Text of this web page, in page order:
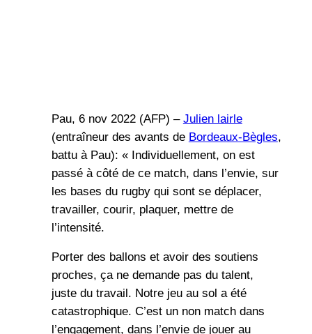
Pau, 6 nov 2022 (AFP) – Julien lairle
(entraîneur des avants de Bordeaux-Bègles,
battu à Pau): « Individuellement, on est
passé à côté de ce match, dans l’envie, sur
les bases du rugby qui sont se déplacer,
travailler, courir, plaquer, mettre de
l’intensité.
Porter des ballons et avoir des soutiens
proches, ça ne demande pas du talent,
juste du travail. Notre jeu au sol a été
catastrophique. C’est un non match dans
l’engagement, dans l’envie de jouer au